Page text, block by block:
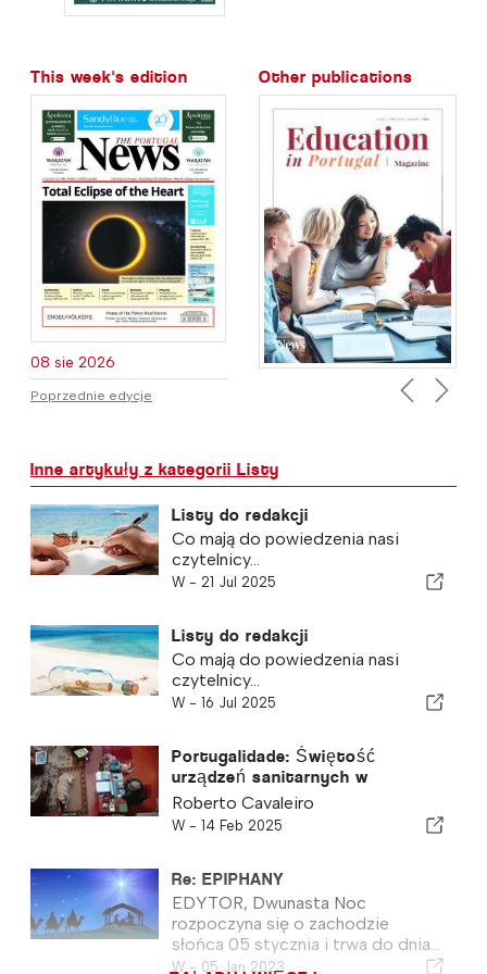
This week's edition
08 sie 2026
Poprzednie edycje
Other publications
Previous
Next
Inne artykuły z kategorii Listy
Listy do redakcji
Co mają do powiedzenia nasi
czytelnicy...
W - 21 Jul 2025
Listy do redakcji
Co mają do powiedzenia nasi
czytelnicy...
W - 16 Jul 2025
Portugalidade: Świętość
urządzeń sanitarnych w
średniowieczu
Roberto Cavaleiro
W - 14 Feb 2025
Re: EPIPHANY
EDYTOR, Dwunasta Noc
rozpoczyna się o zachodzie
słońca 05 stycznia i trwa do dnia...
W - 05 Jan 2023